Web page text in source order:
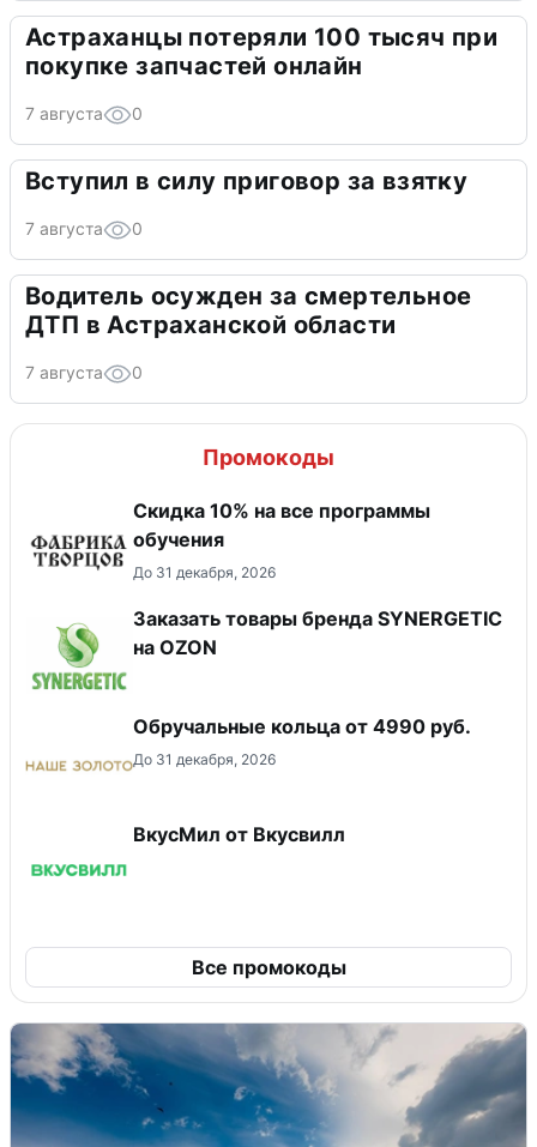
Астраханцы потеряли 100 тысяч при
покупке запчастей онлайн
7 августа 0
Вступил в силу приговор за взятку
7 августа 0
Водитель осужден за смертельное
ДТП в Астраханской области
7 августа 0
Промокоды
Скидка 10% на все программы
обучения
До 31 декабря, 2026
Заказать товары бренда SYNERGETIC
на OZON
Обручальные кольца от 4990 руб.
До 31 декабря, 2026
ВкусМил от Вкусвилл
Все промокоды